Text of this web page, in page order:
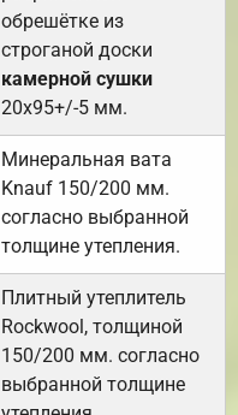
обрешётке из
строганой доски
камерной сушки
20х95+/-5 мм.
Минеральная вата
Knauf 150/200 мм.
согласно выбранной
толщине утепления.
Плитный утеплитель
Rockwool, толщиной
150/200 мм. согласно
выбранной толщине